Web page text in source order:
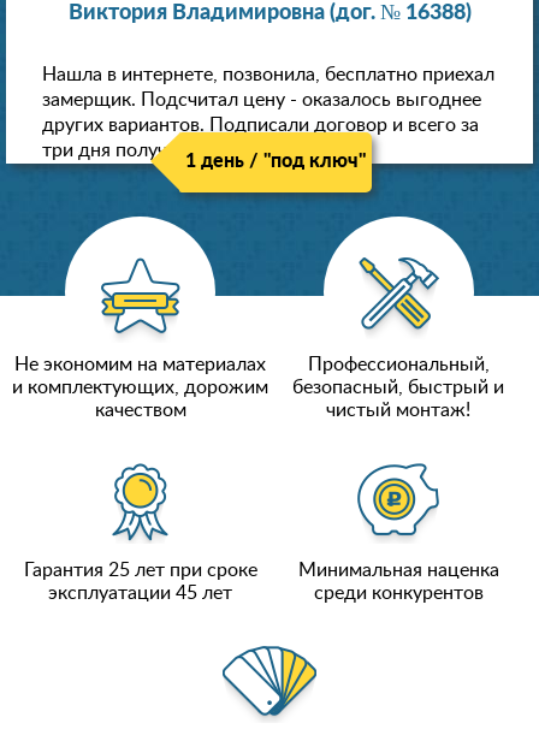
Виктория Владимировна (дог. № 16388)
Нашла в интернете, позвонила, бесплатно приехал
замерщик. Подсчитал цену - оказалось выгоднее
других вариантов. Подписали договор и всего за
три дня получили новые потолки!
1 день / "под ключ"
Не экономим на материалах
и комплектующих, дорожим
качеством
Профессиональный,
безопасный, быстрый и
чистый монтаж!
Гарантия 25 лет при сроке
эксплуатации 45 лет
Минимальная наценка
среди конкурентов